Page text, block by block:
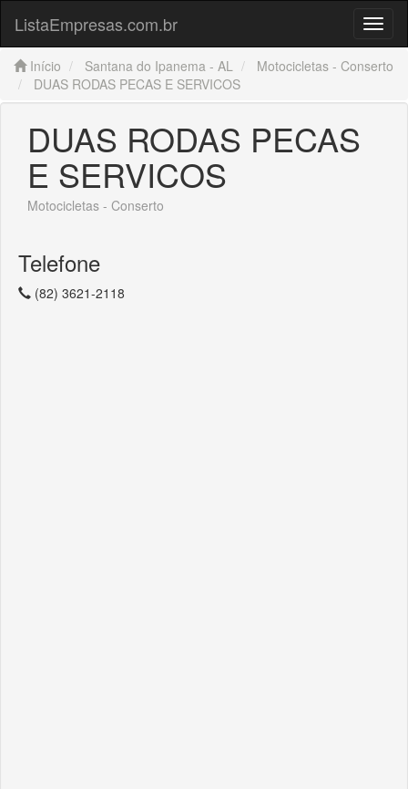
Menu
ListaEmpresas.com.br
Início Santana do Ipanema - AL
Motocicletas - Conserto
DUAS RODAS PECAS E SERVICOS
DUAS RODAS PECAS
E SERVICOS
Motocicletas - Conserto
Telefone
(82) 3621-2118